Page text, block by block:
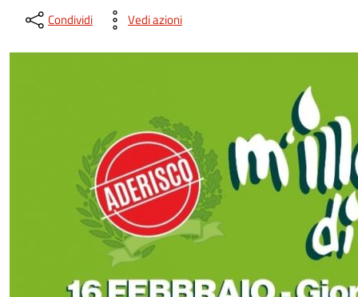
Condividi Vedi azioni